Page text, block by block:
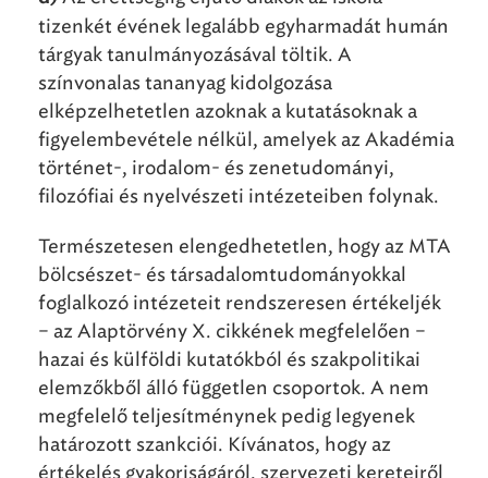
tizenkét évének legalább egyharmadát humán
tárgyak tanulmányozásával töltik. A
színvonalas tananyag kidolgozása
elképzelhetetlen azoknak a kutatásoknak a
figyelembevétele nélkül, amelyek az Akadémia
történet-, irodalom- és zenetudományi,
filozófiai és nyelvészeti intézeteiben folynak.
Természetesen elengedhetetlen, hogy az MTA
bölcsészet- és társadalomtudományokkal
foglalkozó intézeteit rendszeresen értékeljék
– az Alaptörvény X. cikkének megfelelően –
hazai és külföldi kutatókból és szakpolitikai
elemzőkből álló független csoportok. A nem
megfelelő teljesítménynek pedig legyenek
határozott szankciói. Kívánatos, hogy az
értékelés gyakoriságáról, szervezeti kereteiről